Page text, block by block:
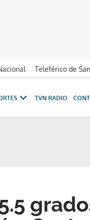
Teleférico de
TVN RADIO